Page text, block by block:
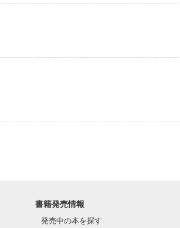
書籍発売情報
発売中の本を探す